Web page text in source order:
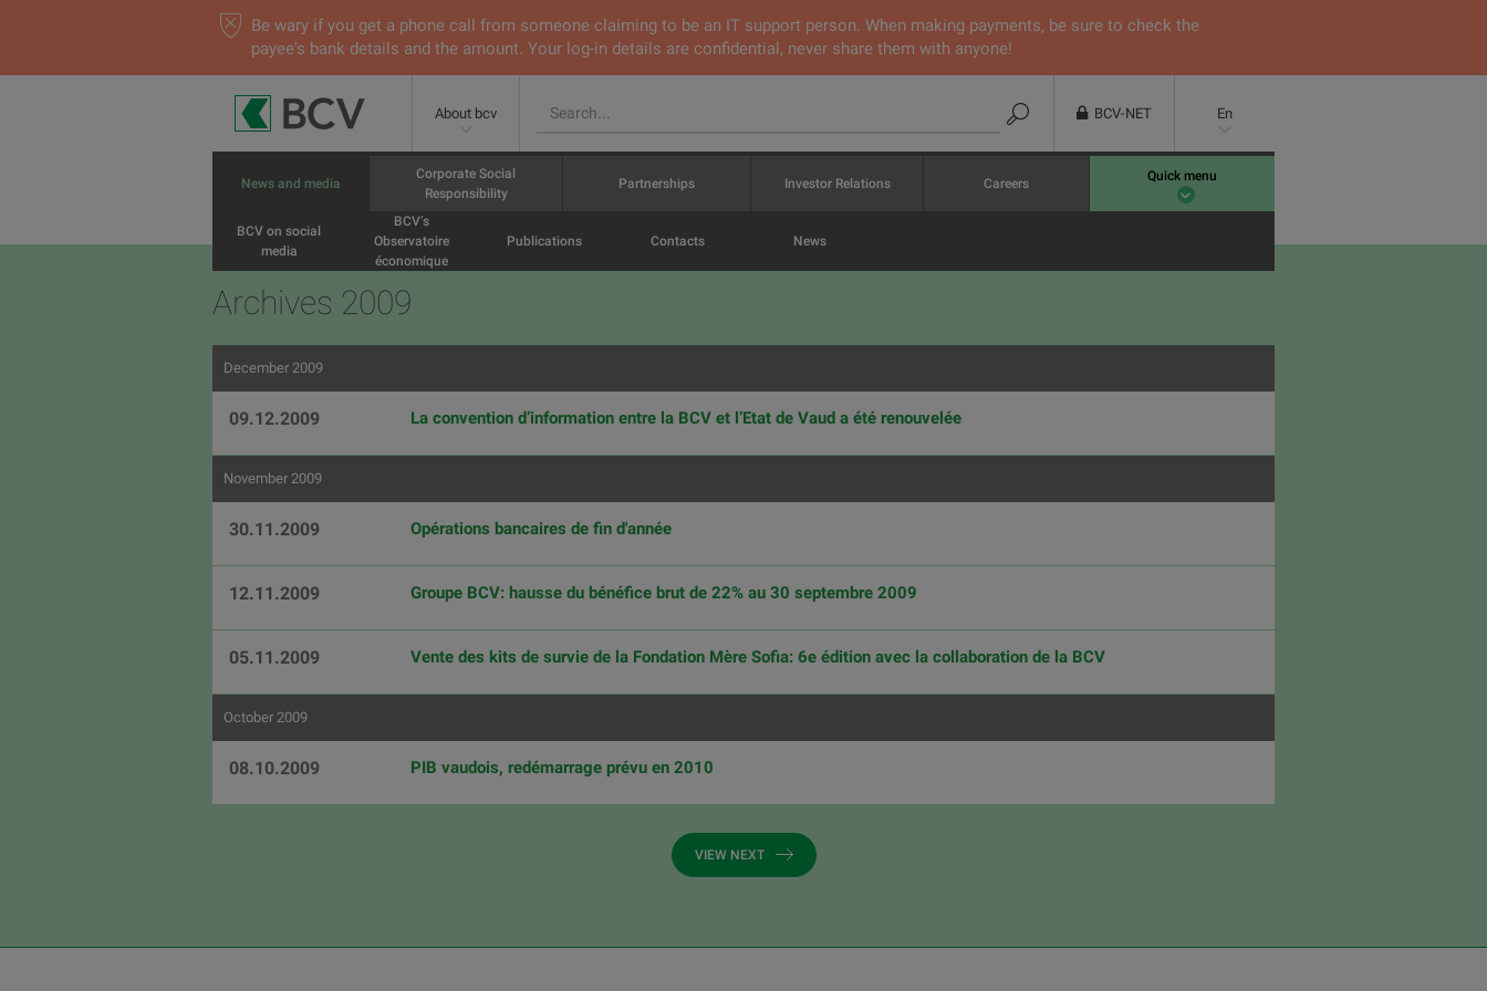
Be wary if you get a phone call from someone claiming to be an IT support person. When making payments, be sure to check the
payee's bank details and the amount. Your log-in details are confidential, never share them with anyone!
About bcv BCV-NET En
News and media
BCV on social
media
BCV’s
Observatoire
économique
Publications Contacts News
Corporate Social
Responsibility
Partnerships Investor Relations Careers Quick menu
Archives 2009
December 2009
09.12.2009 La convention d’information entre la BCV et l’Etat de Vaud a été renouvelée
November 2009
30.11.2009 Opérations bancaires de fin d'année
12.11.2009 Groupe BCV: hausse du bénéfice brut de 22% au 30 septembre 2009
05.11.2009 Vente des kits de survie de la Fondation Mère Sofia: 6e édition avec la collaboration de la BCV
October 2009
08.10.2009 PIB vaudois, redémarrage prévu en 2010
VIEW NEXT